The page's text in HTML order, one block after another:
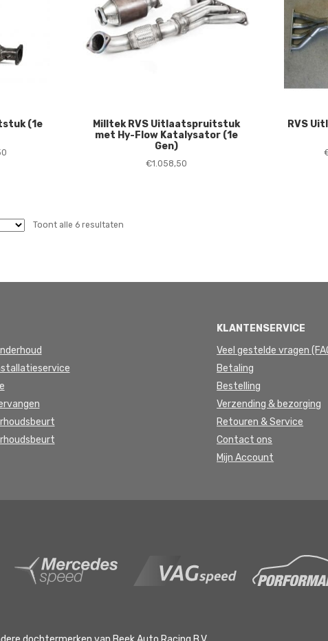
(1e
Milltek RVS Uitlaatspruitstuk
met Hy-Flow Katalysator (1e
Gen)
€1.058,50
RVS
Toont alle 6 resultaten
KLANTENSERVICE
Veel gestelde vragen
Betaling
Bestelling
Verzending & bezorging
Retouren & Service
Contact ons
Mijn Account